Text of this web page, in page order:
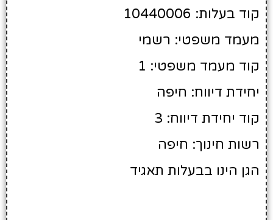
קוד בעלות: 10440006
מעמד משפטי: רשמי
קוד מעמד משפטי: 1
יחידת דיווח: חיפה
קוד יחידת דיווח: 3
רשות חינוך: חיפה
הגן הינו בבעלות תאגיד